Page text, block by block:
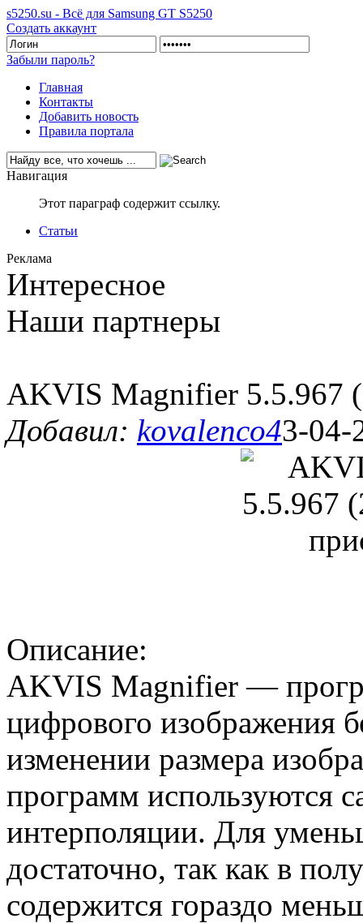
s5250.su - Всё для Samsung GT S5250
Создать аккаунт
Забыли пароль?
Главная
Контакты
Добавить новость
Правила портала
Навигация
Этот параграф содержит ссылку.
Статьи
Реклама
Интересное
Наши партнеры
AKVIS Magnifier 5.5.967
Добавил: kovalenco43-04-
Описание:
AKVIS Magnifier —
цифрового изображения
изменении размера
программ используются
интерполяции. Для
достаточно, так как в
содержится гораздо